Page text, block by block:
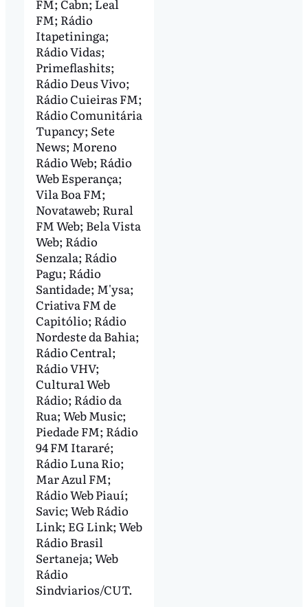
FM; Cabn; Leal
FM; Rádio
Itapetininga;
Rádio Vidas;
Primeflashits;
Rádio Deus Vivo;
Rádio Cuieiras FM;
Rádio Comunitária
Tupancy; Sete
News; Moreno
Rádio Web; Rádio
Web Esperança;
Vila Boa FM;
Novataweb; Rural
FM Web; Bela Vista
Web; Rádio
Senzala; Rádio
Pagu; Rádio
Santidade; M'ysa;
Criativa FM de
Capitólio; Rádio
Nordeste da Bahia;
Rádio Central;
Rádio VHV;
Cultura1 Web
Rádio; Rádio da
Rua; Web Music;
Piedade FM; Rádio
94 FM Itararé;
Rádio Luna Rio;
Mar Azul FM;
Rádio Web Piauí;
Savic; Web Rádio
Link; EG Link; Web
Rádio Brasil
Sertaneja; Web
Rádio
Sindviarios/CUT.